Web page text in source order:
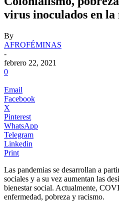
virus inoculados en la
By
AFROFÉMINAS
-
febrero 22, 2021
0
Email
Facebook
X
Pinterest
WhatsApp
Telegram
Linkedin
Print
Las pandemias se desarrollan a
sociales y a su vez aumentan las
bienestar social. Actualmente,
enfermedad, pobreza y racismo.